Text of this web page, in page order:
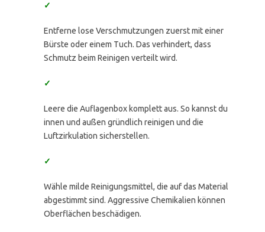
✓
Entferne lose Verschmutzungen zuerst mit einer
Bürste oder einem Tuch. Das verhindert, dass
Schmutz beim Reinigen verteilt wird.
✓
Leere die Auflagenbox komplett aus. So kannst du
innen und außen gründlich reinigen und die
Luftzirkulation sicherstellen.
✓
Wähle milde Reinigungsmittel, die auf das Material
abgestimmt sind. Aggressive Chemikalien können
Oberflächen beschädigen.